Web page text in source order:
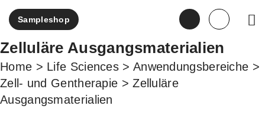
Sampleshop
Zelluläre Ausgangsmaterialien
Home > Life Sciences > Anwendungsbereiche >
Zell- und Gentherapie >Zelluläre
Ausgangsmaterialien